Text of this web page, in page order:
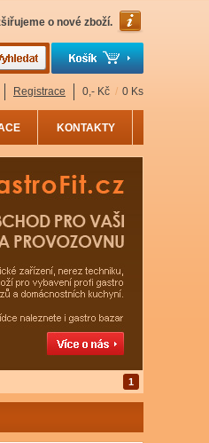
o nové zboží.
Registrace 0,- Kč / 0 Ks
KONTAKTY
1